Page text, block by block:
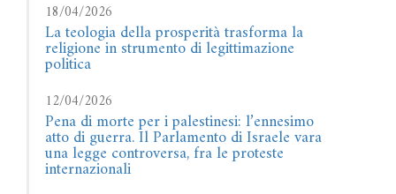
18/04/2026
La teologia della prosperità trasforma la
religione in strumento di legittimazione
politica
12/04/2026
Pena di morte per i palestinesi: l’ennesimo
atto di guerra. Il Parlamento di Israele vara
una legge controversa, fra le proteste
internazionali